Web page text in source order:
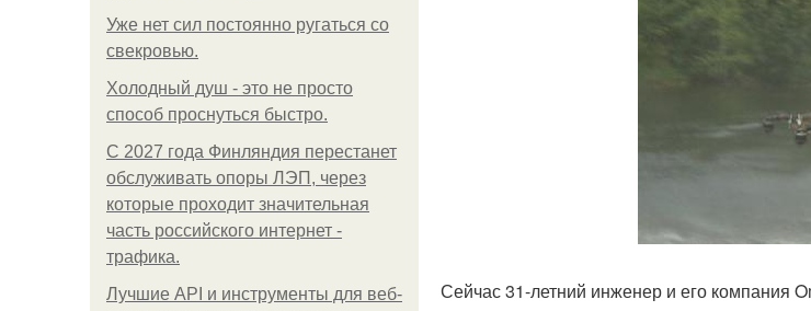
Уже нет сил постоянно ругаться со
свекровью.
Холодный душ - это не просто
способ проснуться быстро.
С 2027 года Финляндия перестанет
обслуживать опоры ЛЭП, через
которые проходит значительная
часть российского интернет -
трафика.
Лучшие API и инструменты для веб-
Сейчас 31-летний инженер и его компания